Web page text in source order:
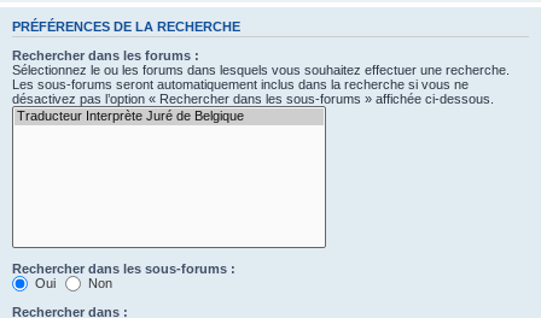
PRÉFÉRENCES DE LA RECHERCHE
Rechercher dans les forums :
Sélectionnez le ou les forums dans lesquels vous souhaitez effectuer une recherche.
Les sous-forums seront automatiquement inclus dans la recherche si vous ne
désactivez pas l’option « Rechercher dans les sous-forums » affichée ci-dessous.
Rechercher dans les sous-forums :
Oui
Non
Rechercher dans :